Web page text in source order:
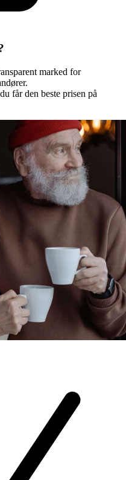
marked for
får den beste prisen på